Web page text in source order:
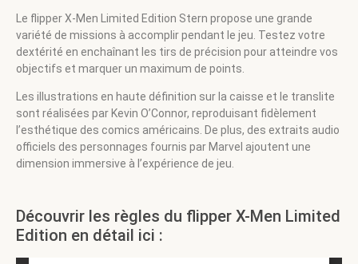
Le flipper X-Men Limited Edition Stern propose une grande
variété de missions à accomplir pendant le jeu. Testez votre
dextérité en enchaînant les tirs de précision pour atteindre vos
objectifs et marquer un maximum de points.
Les illustrations en haute définition sur la caisse et le translite
sont réalisées par Kevin O’Connor, reproduisant fidèlement
l’esthétique des comics américains. De plus, des extraits audio
officiels des personnages fournis par Marvel ajoutent une
dimension immersive à l’expérience de jeu.
Découvrir les règles du flipper X-Men Limited
Edition en détail ici :